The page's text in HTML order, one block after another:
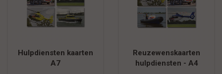
Hulpdiensten kaarten
A7
Reuzewenskaarten
hulpdiensten - A4